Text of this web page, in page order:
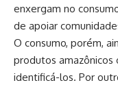
enxergam no
de apoiar
O consumo, porém,
produtos amazônicos
identificá-los. Por